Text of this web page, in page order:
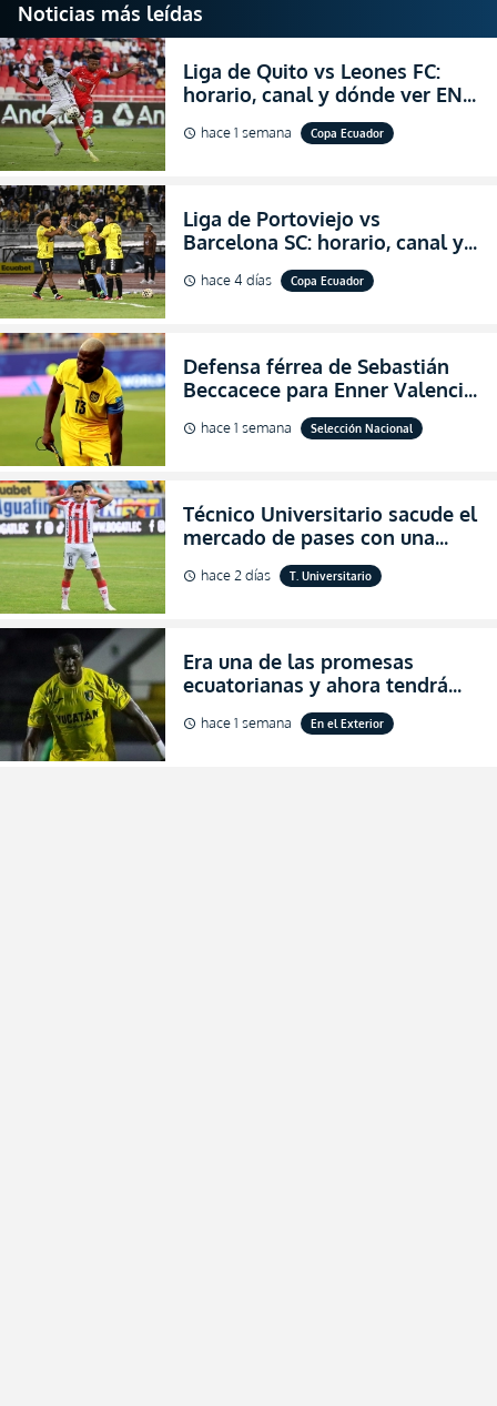
Noticias más leídas
Liga de Quito vs Leones FC:
horario, canal y dónde ver EN
VIVO los octavos de final de la
Copa Ecuador 2026
schedule hace 1 semana Copa Ecuador
Liga de Portoviejo vs
Barcelona SC: horario, canal y
dónde ver EN VIVO los octavos
de final de la Copa Ecuador
schedule hace 4 días Copa Ecuador
Defensa férrea de Sebastián
Beccacece para Enner Valencia
al indicar que era el hombre
indicado para Ecuador
schedule hace 1 semana Selección Nacional
Técnico Universitario sacude el
mercado de pases con una
verdadera revolución para
asegurar la permanencia
schedule hace 2 días T. Universitario
Era una de las promesas
ecuatorianas y ahora tendrá
una nueva oportunidad en
Bolivia
schedule hace 1 semana En el Exterior